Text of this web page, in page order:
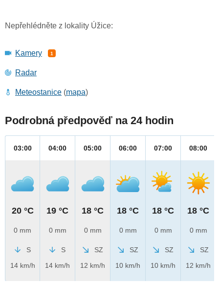
Nepřehlédněte z lokality Úžice:
Kamery 1
Radar
Meteostanice (mapa)
Podrobná předpověď na 24 hodin
03:00
20 °C
0 mm
S
14 km/h
04:00
19 °C
0 mm
S
14 km/h
05:00
18 °C
0 mm
SZ
12 km/h
06:00
18 °C
0 mm
SZ
10 km/h
07:00
18 °C
0 mm
SZ
10 km/h
08:00
18 °C
0 mm
SZ
12 km/h